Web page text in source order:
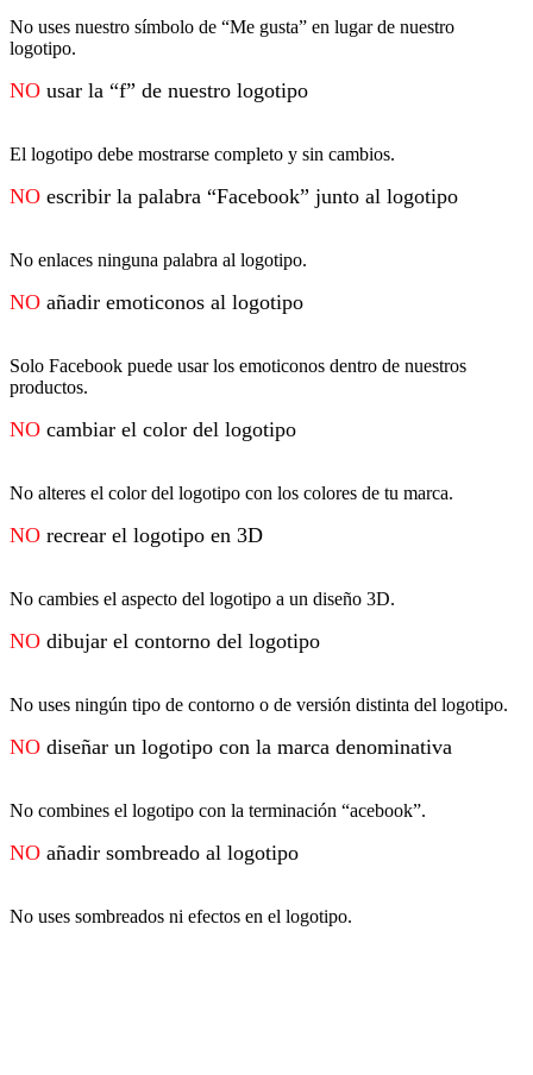
No uses nuestro símbolo de “Me gusta” en lugar de nuestro
logotipo.
NO usar la “f” de nuestro logotipo
El logotipo debe mostrarse completo y sin cambios.
NO escribir la palabra “Facebook” junto al logotipo
No enlaces ninguna palabra al logotipo.
NO añadir emoticonos al logotipo
Solo Facebook puede usar los emoticonos dentro de nuestros
productos.
NO cambiar el color del logotipo
No alteres el color del logotipo con los colores de tu marca.
NO recrear el logotipo en 3D
No cambies el aspecto del logotipo a un diseño 3D.
NO dibujar el contorno del logotipo
No uses ningún tipo de contorno o de versión distinta del logotipo.
NO diseñar un logotipo con la marca denominativa
No combines el logotipo con la terminación “acebook”.
NO añadir sombreado al logotipo
No uses sombreados ni efectos en el logotipo.